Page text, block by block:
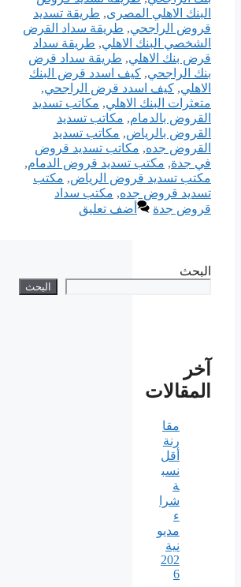
البنك الاهلي المصرى, طريقة تسديد
قروض الراجحي, طريقة سداد القرض
الشخصي البنك الاهلي, طريقة سداد
قرض بنك الاهلي, طريقة سداد قرض
بنك الراجحي, كيف اسدد قرض البنك
الاهلي, كيف اسدد قرض الراجحي,
متعثرات البنك الاهلي, مكاتب تسديد
القروض بالدمام, مكاتب تسديد
القروض بالرياض, مكاتب تسديد
القروض جده, مكاتب تسديد قروض
في جدة, مكتب تسديد قروض الدمام,
مكتب تسديد قروض الرياض, مكتب
تسديد قروض جده, مكتب سداد
قروض جدة
أضف تعليق
البحث
البحث
آخر
المقالات
مقا
رنة
أقل
نسب
ة
شرا
ء
مديو
نية
202
6